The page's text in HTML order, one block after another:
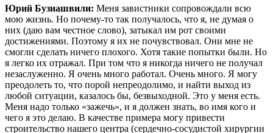
Юрий Бузиашвили: Меня завистники сопровождали всю
мою жизнь. Но почему-то так получалось, что я, не думая о
них (даю вам честное слово), затыкал им рот своими
достижениями. Поэтому я их не почувствовал. Они мне не
смогли сделать ничего плохого. Хотя такие попытки были. Но
я легко их отражал. При том что я никогда ничего не получал
незаслуженно. Я очень много работал. Очень много. Я могу
преодолеть то, что порой непреодолимо, и найти выход из
любой ситуации, казалось бы, безвыходной. Это у меня есть.
Меня надо только «зажечь», и я должен знать, во имя кого и
чего я это делаю. В качестве примера могу привести
строительство нашего центра (сердечно-сосудистой хирургии